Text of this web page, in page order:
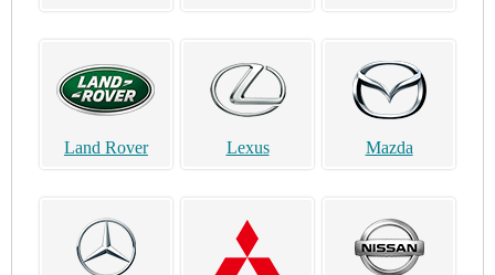
Land Rover Lexus Mazda